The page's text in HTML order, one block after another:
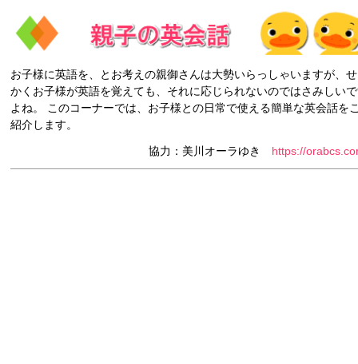
お子様に英語を、とお考えの親御さんは大勢いらっしゃいますが、
かくお子様が英語を覚えても、それに応じられないのではさみしい
よね。 このコーナーでは、お子様との日常で使える簡単な英会話を
紹介します。
協力：美川オーラゆき https://